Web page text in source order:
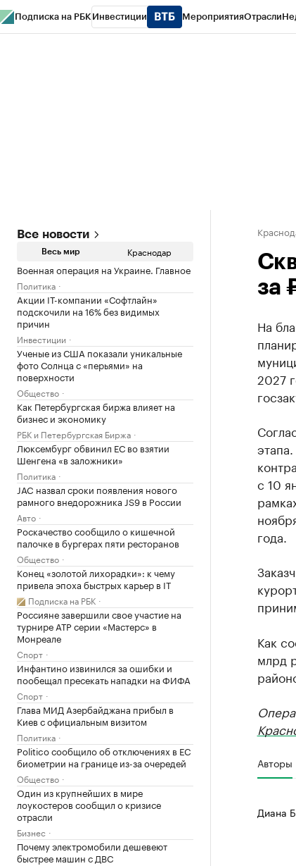
Подписка на РБК Инвестиции МероприятияОтрасли
Все новости
Весь мир Краснодар
Военная операция на Украине. Главное
Политика
Акции IT-компании «Софтлайн»
подскочили на 16% без видимых
причин
Инвестиции
Ученые из США показали уникальные
фото Солнца с «перьями» на
поверхности
Общество
Как Петербургская биржа влияет на
бизнес и экономику
РБК и Петербургская Биржа
Люксембург обвинил ЕС во взятии
Шенгена «в заложники»
Политика
JAC назвал сроки появления нового
рамного внедорожника JS9 в России
Авто
Роскачество сообщило о кишечной
палочке в бургерах пяти ресторанов
Общество
Конец «золотой лихорадки»: к чему
привела эпоха быстрых карьер в IT
Подписка на РБК
Россияне завершили свое участие на
турнире ATP серии «Мастерс» в
Монреале
Спорт
Инфантино извинился за ошибки и
пообещал пресекать нападки на ФИФА
Спорт
Глава МИД Азербайджана прибыл в
Киев с официальным визитом
Политика
Politico сообщило об отключениях в ЕС
биометрии на границе из-за очередей
Общество
Один из крупнейших в мире
лоукостеров сообщил о кризисе
отрасли
Бизнес
Почему электромобили дешевеют
быстрее машин с ДВС
за
На
2027
с 10
года.
Как
млрд
Авторы
Диана